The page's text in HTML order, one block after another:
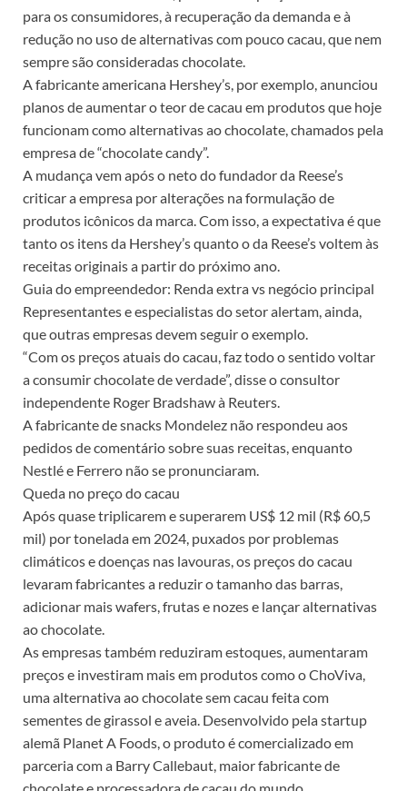
para os consumidores, à recuperação da demanda e à
redução no uso de alternativas com pouco cacau, que nem
sempre são consideradas chocolate.
A fabricante americana Hershey’s, por exemplo, anunciou
planos de aumentar o teor de cacau em produtos que hoje
funcionam como alternativas ao chocolate, chamados pela
empresa de “chocolate candy”.
A mudança vem após o neto do fundador da Reese’s
criticar a empresa por alterações na formulação de
produtos icônicos da marca. Com isso, a expectativa é que
tanto os itens da Hershey’s quanto o da Reese’s voltem às
receitas originais a partir do próximo ano.
Guia do empreendedor: Renda extra vs negócio principal
Representantes e especialistas do setor alertam, ainda,
que outras empresas devem seguir o exemplo.
“Com os preços atuais do cacau, faz todo o sentido voltar
a consumir chocolate de verdade”, disse o consultor
independente Roger Bradshaw à Reuters.
A fabricante de snacks Mondelez não respondeu aos
pedidos de comentário sobre suas receitas, enquanto
Nestlé e Ferrero não se pronunciaram.
Queda no preço do cacau
Após quase triplicarem e superarem US$ 12 mil (R$ 60,5
mil) por tonelada em 2024, puxados por problemas
climáticos e doenças nas lavouras, os preços do cacau
levaram fabricantes a reduzir o tamanho das barras,
adicionar mais wafers, frutas e nozes e lançar alternativas
ao chocolate.
As empresas também reduziram estoques, aumentaram
preços e investiram mais em produtos como o ChoViva,
uma alternativa ao chocolate sem cacau feita com
sementes de girassol e aveia. Desenvolvido pela startup
alemã Planet A Foods, o produto é comercializado em
parceria com a Barry Callebaut, maior fabricante de